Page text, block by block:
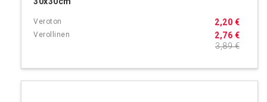
2,76 €
2,20 €
3,89 €